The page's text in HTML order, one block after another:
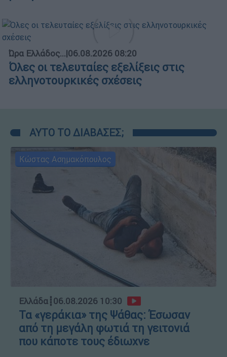
Ώρα Ελλάδος...|06.08.2026 08:20
Όλες οι τελευταίες εξελίξεις στις
ελληνοτουρκικές σχέσεις
ΑΥΤΟ ΤΟ ΔΙΑΒΑΣΕΣ;
Κώστας Ασημακόπουλος
Ελλάδα┋06.08.2026 10:30
Τα «γεράκια» της Ψάθας: Έσωσαν
από τη μεγάλη φωτιά τη γειτονιά
που κάποτε τους έδιωχνε